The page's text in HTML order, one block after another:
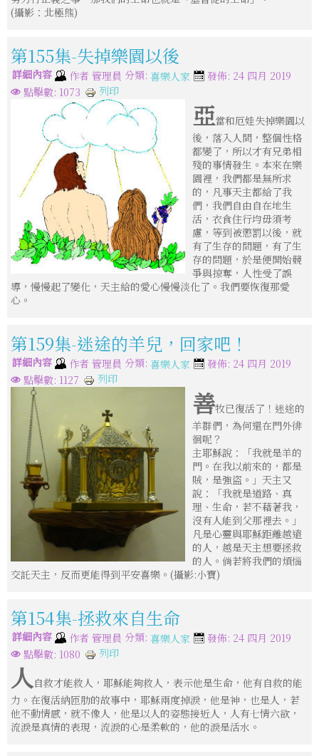
(攝影：北極熊)
第155集-失掉樂園以後
詳細內容 作者 管理員 分類: 喜樂人家
發佈: 24 四月 2019
點擊數: 1073
列印
亞當和厄娃失掉樂園以
後，落入人間，整個性格
都變了，所以才有兄弟相
殘的事情發生。本來在樂
園裡，我們都是無所求
的，凡事天主都給了我
們，我們自由自在地生
活，衣食住行均毋須考
慮，等到被懲罰以後，就
有了生存的問題，有了生
存的問題，於是便開始競
爭與掠奪，人性受了誤
導，慢慢起了變化，天主給的愛心慢慢淡化了。我們要恢復那愛
心。
第159集-迷途的羊兒，回家吧！
詳細內容 作者 管理員 分類: 喜樂人家
發佈: 24 四月 2019
點擊數: 1127
列印
善牧已復活了！迷途的
羊群們，為何還在門外徘
徊呢？
主耶穌說：「我就是羊的
門。在我以前來的，都是
賊，是強盜。」天主又
說：「我就是道路、真
理、生命，若不藉著我，
沒有人能到父那裡去。」
凡是心靈與耶穌距離越遠
的人，越是天主想要拯救
的人。倘若將我們的煩惱
交託天主，反而更能得到平安喜樂。(攝影:小寶)
第154集-拯救來自生命
詳細內容 作者 管理員 分類: 喜樂人家
發佈: 24 四月 2019
點擊數: 1080
列印
人自救才能救人，耶穌能夠救人，表示他是生命，他有自救的能
力。在復活納匝肋的故事中，耶穌兩度掉淚，他是神，也是人，若
他不動情感，就不像人，他是以人的姿態接近人，人有七情六欲，
流淚是真情的表現，流淚的心是柔軟的，他的淚是活水。